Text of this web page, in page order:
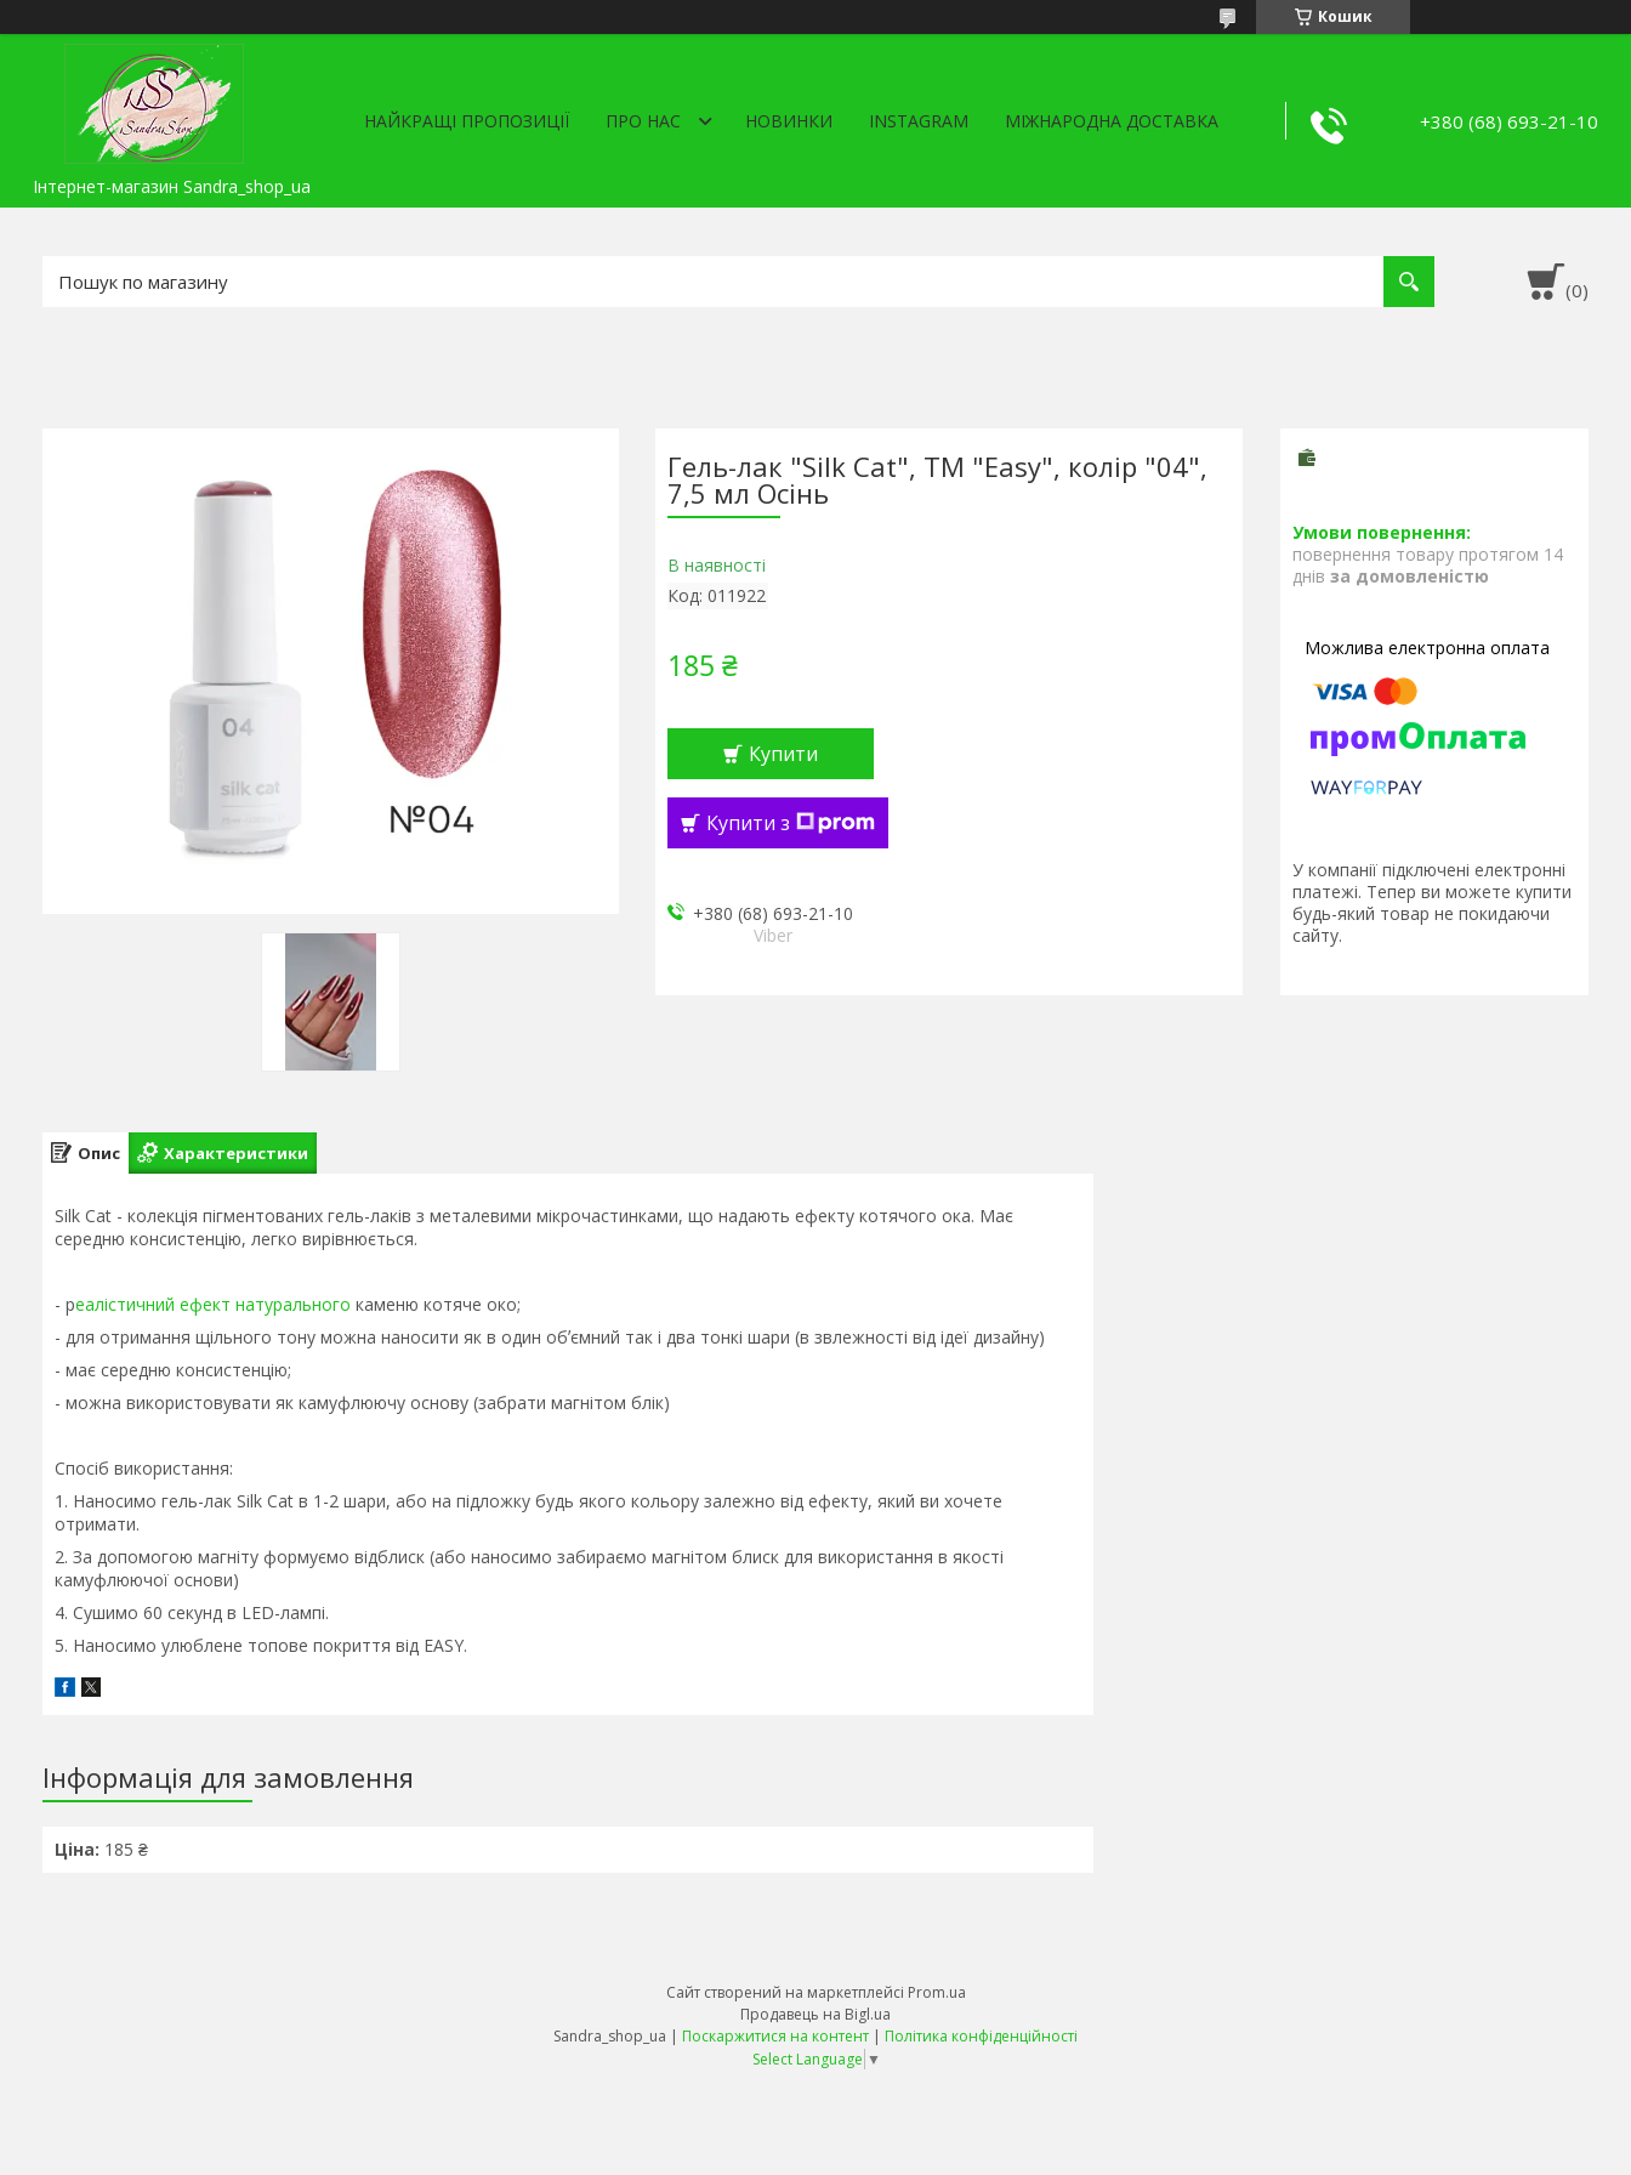
Кошик
Інтернет-магазин Sandra_shop_ua
НАЙКРАЩІ ПРОПОЗИЦІЇ ПРО НАС НОВИНКИ INSTAGRAM МІЖНАРОДНА ДОСТАВКА +380 (68) 693-21-10
Гель-лак "Silk Cat", ТМ "Easy", колір "04",
7,5 мл Осінь
В наявності
Код: 011922
185 ₴
Купити
Купити з
+380 (68) 693-21-10
Viber
повернення товару протягом 14
днів за домовленістю
У компанії підключені електронні
платежі. Тепер ви можете купити
будь-який товар не покидаючи
сайту.
Опис Характеристики
Silk Cat - колекція пігментованих гель-лаків з металевими мікрочастинками, що надають ефекту котячого ока. Має
середню консистенцію, легко вирівнюється.
- реалістичний ефект натурального каменю котяче око;
- для отримання щільного тону можна наносити як в один обʼємний так і два тонкі шари (в звлежності від ідеї дизайну)
- має середню консистенцію;
- можна використовувати як камуфлюючу основу (забрати магнітом блік)
Спосіб використання:
1. Наносимо гель-лак Silk Cat в 1-2 шари, або на підложку будь якого кольору залежно від ефекту, який ви хочете
отримати.
2. За допомогою магніту формуємо відблиск (або наносимо забираємо магнітом блиск для використання в якості
камуфлюючої основи)
4. Сушимо 60 секунд в LED-лампі.
5. Наносимо улюблене топове покриття від EASY.
Інформація для замовлення
Ціна: 185 ₴
Сайт створений на маркетплейсі Prom.ua
Продавець на Bigl.ua
Sandra_shop_ua | Поскаржитися на контент | Політика конфіденційності
Select Language ▼